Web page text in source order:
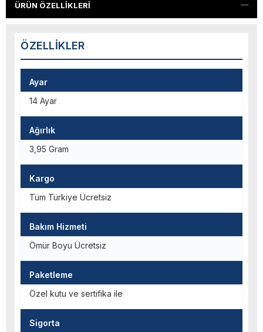
ÜRÜN ÖZELLIKLERI
ÖZELLIKLER
Ayar
14 Ayar
Ağırlık
3,95 Gram
Kargo
Tüm Türkiye Ücretsiz
Bakım Hizmeti
Ömür Boyu Ücretsiz
Paketleme
Özel kutu ve sertifika ile
Sigorta